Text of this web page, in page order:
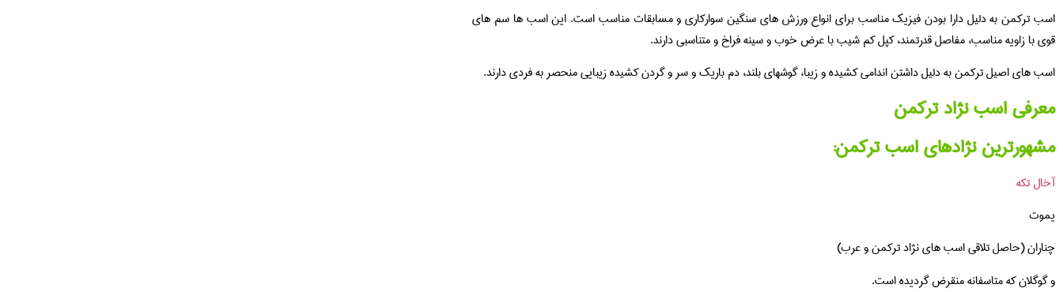
اسب ترکمن به دلیل دارا بودن فیزیک مناسب برای انواع ورزش های سنگین سوارکاری و مسابقات مناسب است. این اسب ها سم های
قوی با زاویه مناسب، مفاصل قدرتمند، کپل کم شیب با عرض خوب و سینه فراخ و متناسبی دارند.
اسب های اصیل ترکمن به دلیل داشتن اندامی کشیده و زیبا، گوشهای بلند، دم باریک و سر و گردن کشیده زیبایی منحصر به فردی دارند.
معرفی اسب نژاد ترکمن
مشهورترین نژادهای اسب ترکمن:
آخال تکه
یموت
چناران (حاصل تلاقی اسب های نژاد ترکمن و عرب)
و گوگلان که متاسفانه منقرض گردیده است.